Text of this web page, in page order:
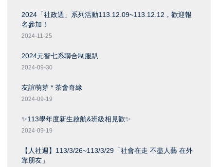
2024「社政週」系列活動113.12.09~113.12.12，歡迎報
名參加！
2024-11-25
2024元智七系聯合制服趴
2024-09-30
友誼萌芽 * 茶會奇緣
2024-09-19
✨113學年度新生啟航&班級相見歡✨
2024-09-19
【人社週】113/3/26~113/3/29「社會在走 不盡人藝 在外
靠朋友」